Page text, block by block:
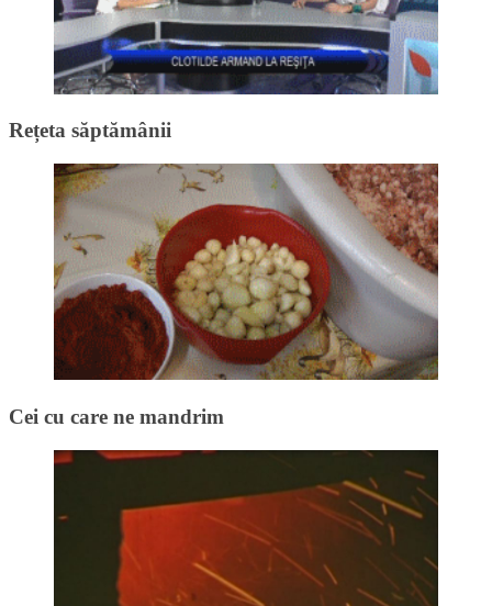
Rețeta săptămânii
Cei cu care ne mandrim